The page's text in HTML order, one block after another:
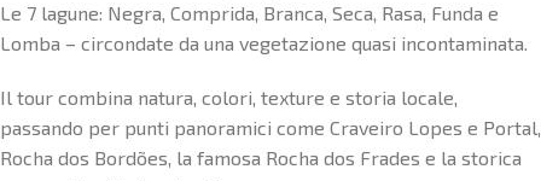
Le 7 lagune: Negra, Comprida, Branca, Seca, Rasa, Funda e
Lomba – circondate da una vegetazione quasi incontaminata.
Il tour combina natura, colori, texture e storia locale,
passando per punti panoramici come Craveiro Lopes e Portal,
Rocha dos Bordões, la famosa Rocha dos Frades e la storica